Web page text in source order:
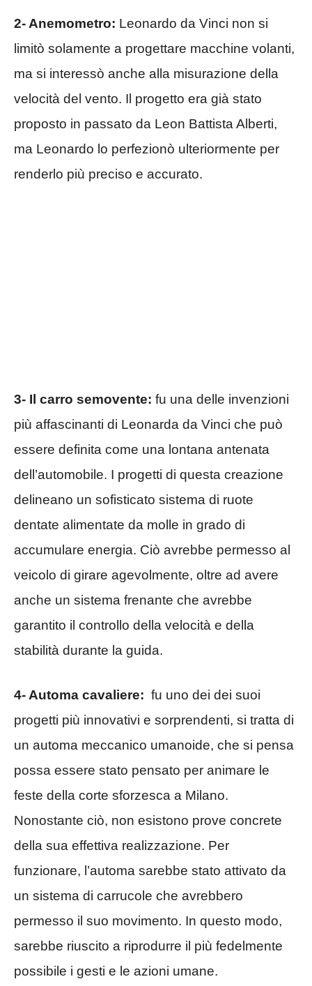
2- Anemometro: Leonardo da Vinci non si
limitò solamente a progettare macchine volanti,
ma si interessò anche alla misurazione della
velocità del vento. Il progetto era già stato
proposto in passato da Leon Battista Alberti,
ma Leonardo lo perfezionò ulteriormente per
renderlo più preciso e accurato.
3- Il carro semovente: fu una delle invenzioni
più affascinanti di Leonarda da Vinci che può
essere definita come una lontana antenata
dell’automobile. I progetti di questa creazione
delineano un sofisticato sistema di ruote
dentate alimentate da molle in grado di
accumulare energia. Ciò avrebbe permesso al
veicolo di girare agevolmente, oltre ad avere
anche un sistema frenante che avrebbe
garantito il controllo della velocità e della
stabilità durante la guida.
4- Automa cavaliere: fu uno dei dei suoi
progetti più innovativi e sorprendenti, si tratta di
un automa meccanico umanoide, che si pensa
possa essere stato pensato per animare le
feste della corte sforzesca a Milano.
Nonostante ciò, non esistono prove concrete
della sua effettiva realizzazione. Per
funzionare, l’automa sarebbe stato attivato da
un sistema di carrucole che avrebbero
permesso il suo movimento. In questo modo,
sarebbe riuscito a riprodurre il più fedelmente
possibile i gesti e le azioni umane.